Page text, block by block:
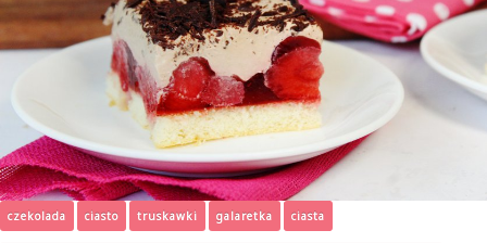
czekolada ciasto truskawki galaretka ciasta